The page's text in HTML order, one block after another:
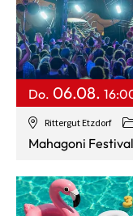
Rittergut Etzdorf
Do. 06.08.
Mahagoni Festival